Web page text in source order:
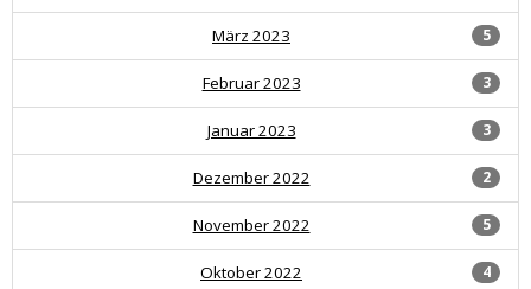
5
März 2023
3
Februar 2023
3
Januar 2023
2
Dezember 2022
5
November 2022
4
Oktober 2022